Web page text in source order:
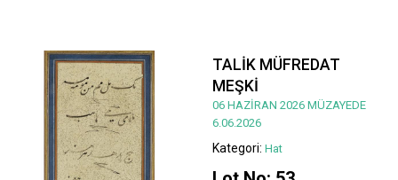
TALİK MÜFREDAT
MEŞKİ
06 HAZİRAN 2026 MÜZAYEDE
6.06.2026
Kategori: Hat